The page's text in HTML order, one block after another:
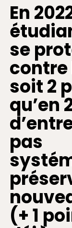
En
se
contre
soit 2
qu’en
pas
(+ 1